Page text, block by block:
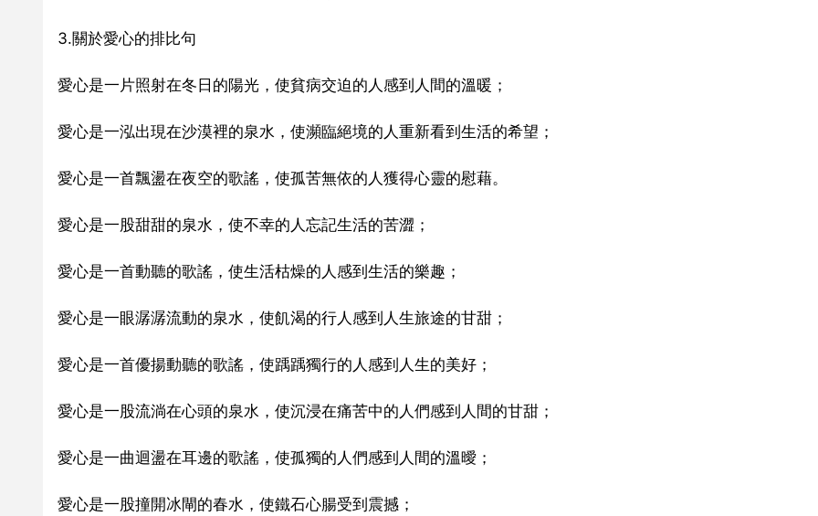
3.關於愛心的排比句
愛心是一片照射在冬日的陽光，使貧病交迫的人感到人間的溫暖；
愛心是一泓出現在沙漠裡的泉水，使瀕臨絕境的人重新看到生活的希望；
愛心是一首飄盪在夜空的歌謠，使孤苦無依的人獲得心靈的慰藉。
愛心是一股甜甜的泉水，使不幸的人忘記生活的苦澀；
愛心是一首動聽的歌謠，使生活枯燥的人感到生活的樂趣；
愛心是一眼潺潺流動的泉水，使飢渴的行人感到人生旅途的甘甜；
愛心是一首優揚動聽的歌謠，使踽踽獨行的人感到人生的美好；
愛心是一股流淌在心頭的泉水，使沉浸在痛苦中的人們感到人間的甘甜；
愛心是一曲迴盪在耳邊的歌謠，使孤獨的人們感到人間的溫曖；
愛心是一股撞開冰閘的春水，使鐵石心腸受到震撼；